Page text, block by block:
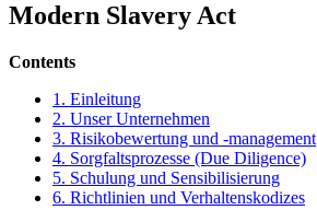
Modern Slavery Act
Contents
1. Einleitung
2. Unser Unternehmen
3. Risikobewertung und -management
4. Sorgfaltsprozesse (Due Diligence)
5. Schulung und Sensibilisierung
6. Richtlinien und Verhaltenskodizes